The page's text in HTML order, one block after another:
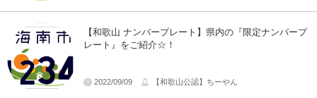
【和歌山 ナンバープレート】県内の『限定ナンバープ
レート』をご紹介☆！
2022/09/09 【和歌山公認】ちーやん